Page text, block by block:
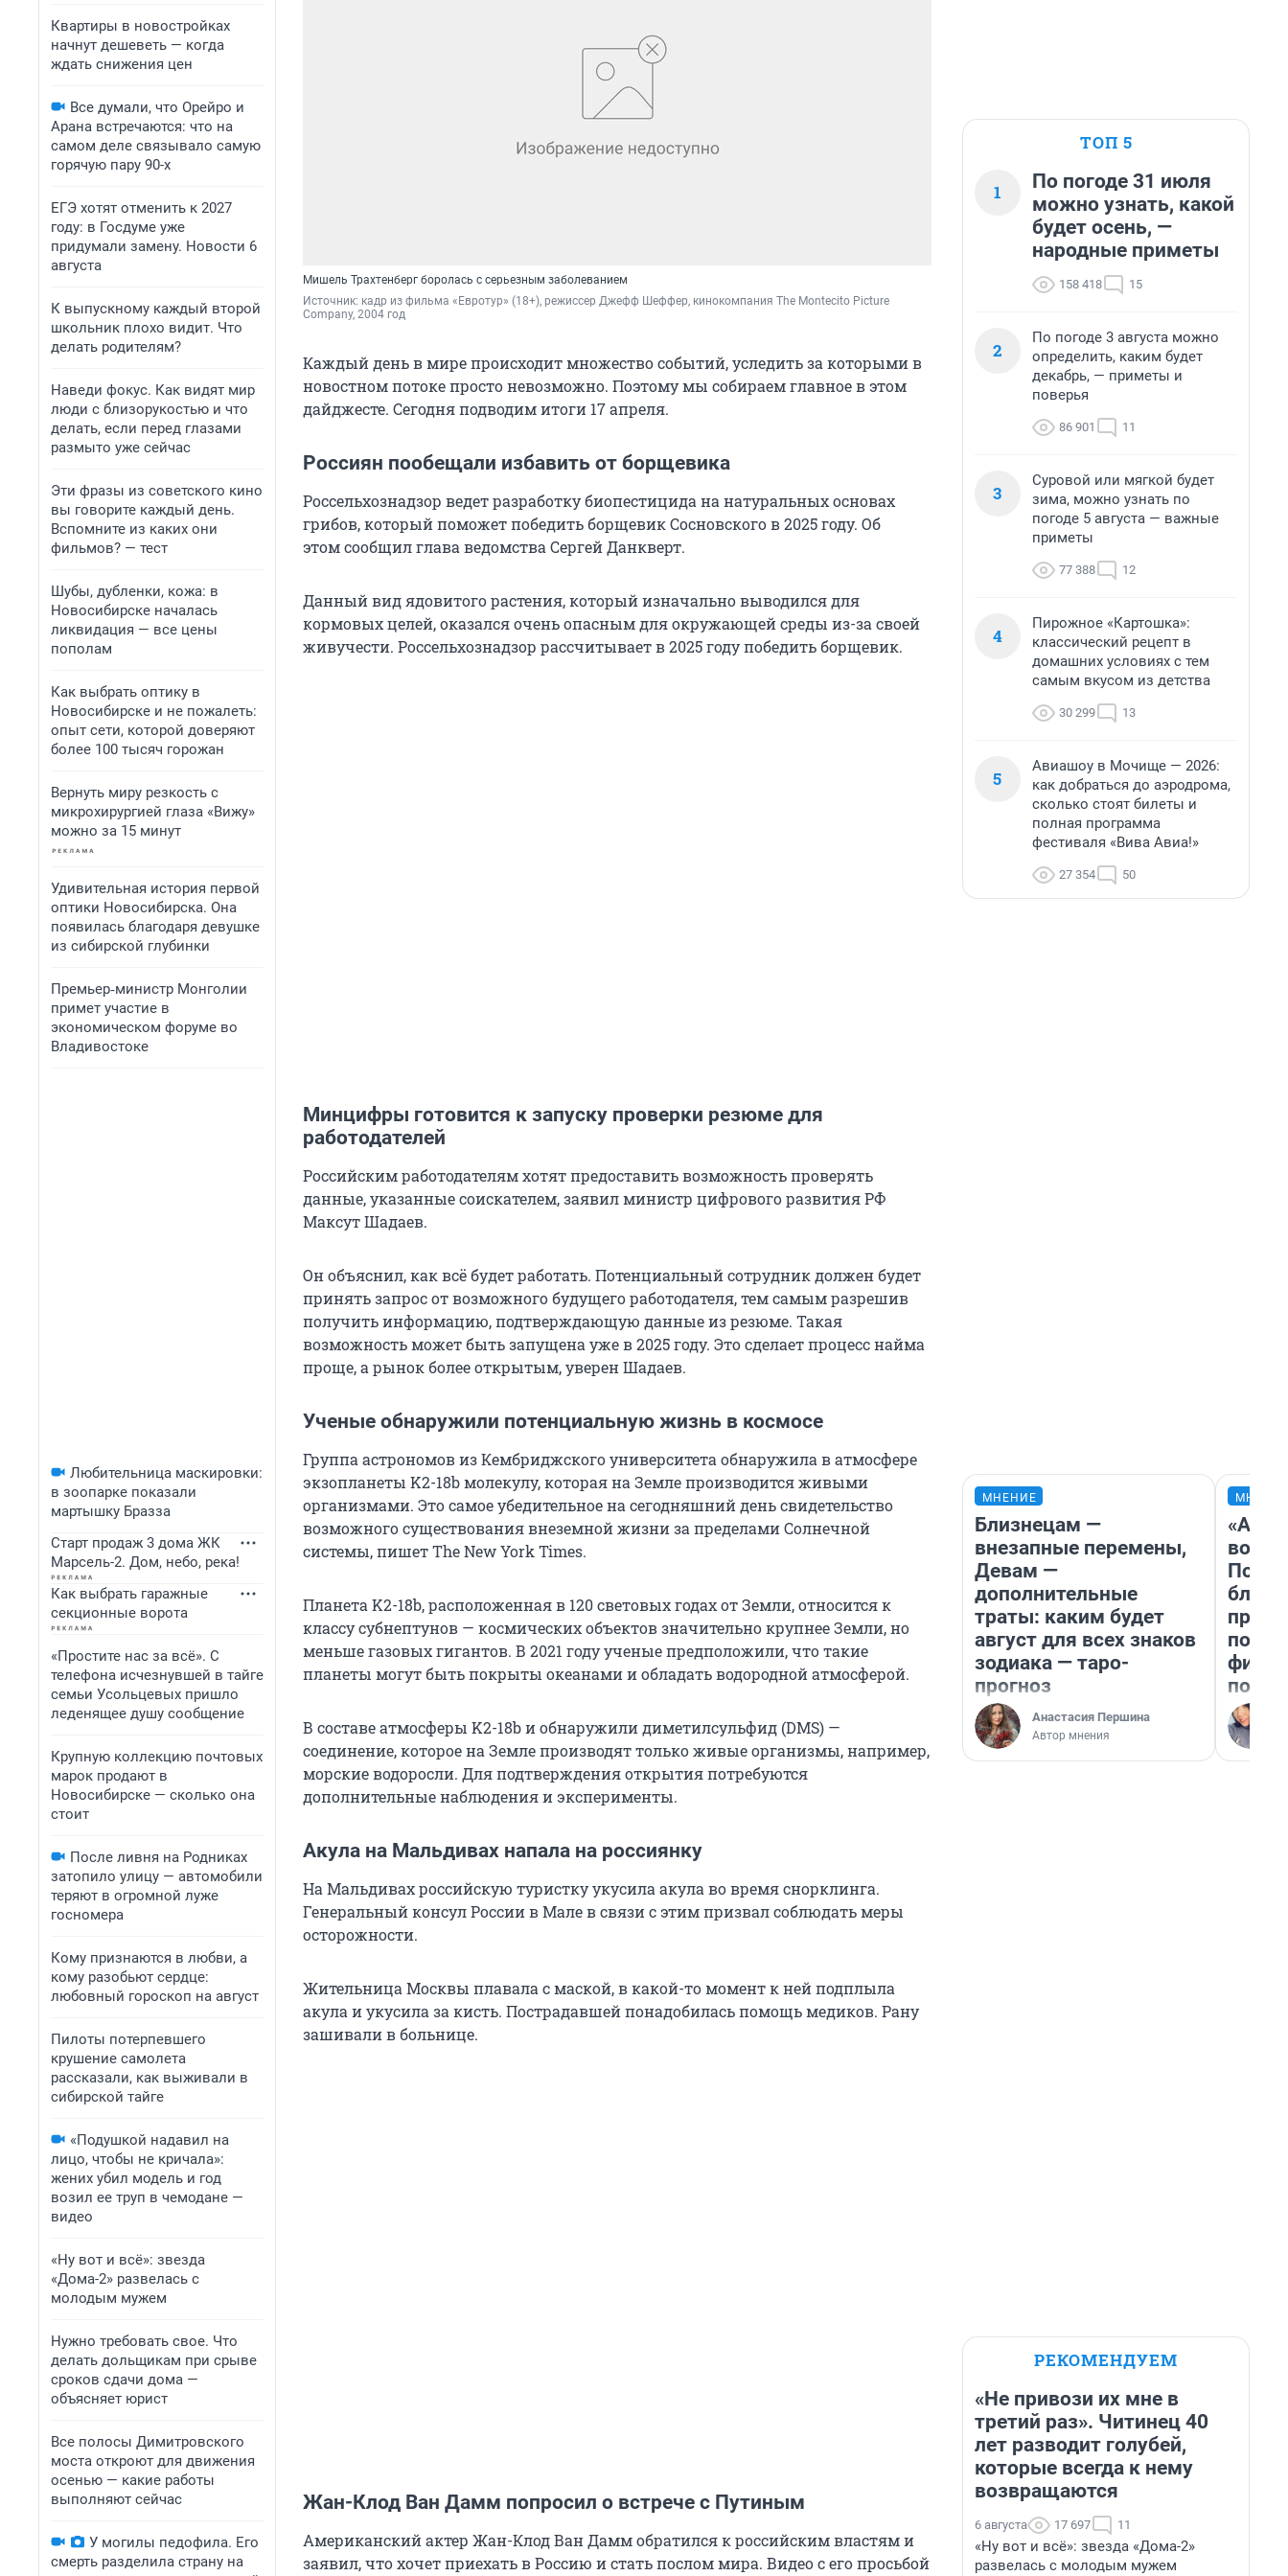
Квартиры в новостройках
начнут дешеветь — когда
ждать снижения цен
Все думали, что Орейро и
Арана встречаются: что на
самом деле связывало самую
горячую пару 90-х
ЕГЭ хотят отменить к 2027
году: в Госдуме уже
придумали замену. Новости 6
августа
К выпускному каждый второй
школьник плохо видит. Что
делать родителям?
Наведи фокус. Как видят мир
люди с близорукостью и что
делать, если перед глазами
размыто уже сейчас
Эти фразы из советского кино
вы говорите каждый день.
Вспомните из каких они
фильмов? — тест
Шубы, дубленки, кожа: в
Новосибирске началась
ликвидация — все цены
пополам
Как выбрать оптику в
Новосибирске и не пожалеть:
опыт сети, которой доверяют
более 100 тысяч горожан
Вернуть миру резкость с
микрохирургией глаза «Вижу»
можно за 15 минут
Удивительная история первой
оптики Новосибирска. Она
появилась благодаря девушке
из сибирской глубинки
Премьер‑министр Монголии
примет участие в
экономическом форуме во
Владивостоке
Любительница маскировки:
в зоопарке показали
мартышку Бразза
Старт продаж 3 дома ЖК
Марсель-2. Дом, небо, река!
Как выбрать гаражные
секционные ворота
«Простите нас за всё». С
телефона исчезнувшей в тайге
семьи Усольцевых пришло
леденящее душу сообщение
Крупную коллекцию почтовых
марок продают в
Новосибирске — сколько она
стоит
После ливня на Родниках
затопило улицу — автомобили
теряют в огромной луже
госномера
Кому признаются в любви, а
кому разобьют сердце:
любовный гороскоп на август
Пилоты потерпевшего
крушение самолета
рассказали, как выживали в
сибирской тайге
«Подушкой надавил на
лицо, чтобы не кричала»:
жених убил модель и год
возил ее труп в чемодане —
видео
«Ну вот и всё»: звезда
«Дома-2» развелась с
молодым мужем
Нужно требовать свое. Что
делать дольщикам при срыве
сроков сдачи дома —
объясняет юрист
Все полосы Димитровского
моста откроют для движения
осенью — какие работы
выполняют сейчас
У могилы педофила. Его
смерть разделила страну на
Мишель Трахтенберг боролась с серьезным заболеванием
Источник: кадр из фильма «Евротур» (18+), режиссер Джефф Шеффер, кинокомпания The Montecito Picture
Company, 2004 год
Каждый день в мире происходит множество событий, уследить за которыми в
новостном потоке просто невозможно. Поэтому мы собираем главное в этом
дайджесте. Сегодня подводим итоги 17 апреля.
Россиян пообещали избавить от борщевика
Россельхознадзор ведет разработку биопестицида на натуральных основах
грибов, который поможет победить борщевик Сосновского в 2025 году. Об
этом сообщил глава ведомства Сергей Данкверт.
Данный вид ядовитого растения, который изначально выводился для
кормовых целей, оказался очень опасным для окружающей среды из-за своей
живучести. Россельхознадзор рассчитывает в 2025 году победить борщевик.
Минцифры готовится к запуску проверки резюме для
работодателей
Российским работодателям хотят предоставить возможность проверять
данные, указанные соискателем, заявил министр цифрового развития РФ
Максут Шадаев.
Он объяснил, как всё будет работать. Потенциальный сотрудник должен будет
принять запрос от возможного будущего работодателя, тем самым разрешив
получить информацию, подтверждающую данные из резюме. Такая
возможность может быть запущена уже в 2025 году. Это сделает процесс найма
проще, а рынок более открытым, уверен Шадаев.
Ученые обнаружили потенциальную жизнь в космосе
Группа астрономов из Кембриджского университета обнаружила в атмосфере
экзопланеты K2-18b молекулу, которая на Земле производится живыми
организмами. Это самое убедительное на сегодняшний день свидетельство
возможного существования внеземной жизни за пределами Солнечной
системы, пишет The New York Times.
Планета K2-18b, расположенная в 120 световых годах от Земли, относится к
классу субнептунов — космических объектов значительно крупнее Земли, но
меньше газовых гигантов. В 2021 году ученые предположили, что такие
планеты могут быть покрыты океанами и обладать водородной атмосферой.
В составе атмосферы K2-18b и обнаружили диметилсульфид (DMS) —
соединение, которое на Земле производят только живые организмы, например,
морские водоросли. Для подтверждения открытия потребуются
дополнительные наблюдения и эксперименты.
Акула на Мальдивах напала на россиянку
На Мальдивах российскую туристку укусила акула во время снорклинга.
Генеральный консул России в Мале в связи с этим призвал соблюдать меры
осторожности.
Жительница Москвы плавала с маской, в какой-то момент к ней подплыла
акула и укусила за кисть. Пострадавшей понадобилась помощь медиков. Рану
зашивали в больнице.
Жан-Клод Ван Дамм попросил о встрече с Путиным
Американский актер Жан-Клод Ван Дамм обратился к российским властям и
заявил, что хочет приехать в Россию и стать послом мира. Видео с его просьбой
ТОП 5
1
По погоде 31 июля
можно узнать, какой
будет осень, —
народные приметы
158 418 15
2
По погоде 3 августа можно
определить, каким будет
декабрь, — приметы и
поверья
86 901 11
3
Суровой или мягкой будет
зима, можно узнать по
погоде 5 августа — важные
приметы
77 388 12
4
Пирожное «Картошка»:
классический рецепт в
домашних условиях с тем
самым вкусом из детства
30 299 13
5
Авиашоу в Мочище — 2026:
как добраться до аэродрома,
сколько стоят билеты и
полная программа
фестиваля «Вива Авиа!»
27 354 50
МНЕНИЕ
Близнецам —
внезапные перемены,
Девам —
дополнительные
траты: каким будет
август для всех знаков
зодиака — таро-
прогноз
Анастасия Першина
Автор мнения
вот
РЕКОМЕНДУЕМ
«Не привози их мне в
третий раз». Читинец 40
лет разводит голубей,
которые всегда к нему
возвращаются
6 августа 17 697 11
«Ну вот и всё»: звезда «Дома-2»
развелась с молодым мужем